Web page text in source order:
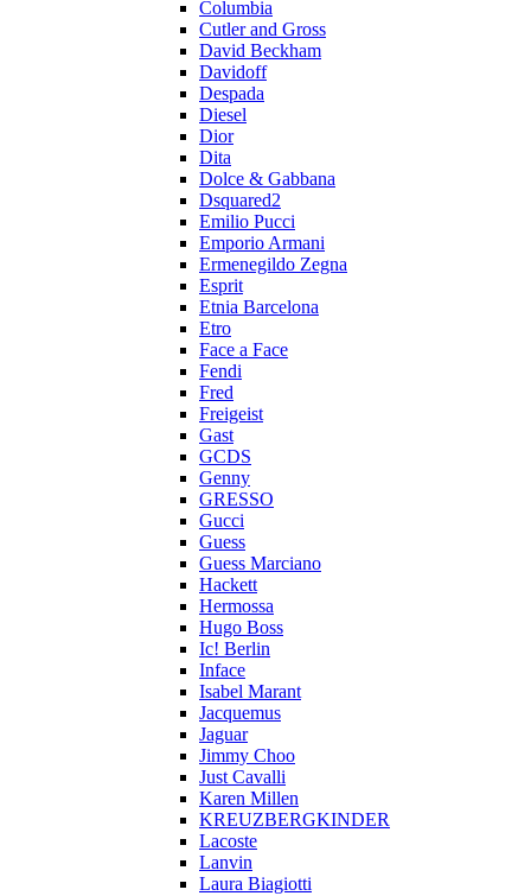
Columbia
Cutler and Gross
David Beckham
Davidoff
Despada
Diesel
Dior
Dita
Dolce & Gabbana
Dsquared2
Emilio Pucci
Emporio Armani
Ermenegildo Zegna
Esprit
Etnia Barcelona
Etro
Face a Face
Fendi
Fred
Freigeist
Gast
GCDS
Genny
GRESSO
Gucci
Guess
Guess Marciano
Hackett
Hermossa
Hugo Boss
Ic! Berlin
Inface
Isabel Marant
Jacquemus
Jaguar
Jimmy Choo
Just Cavalli
Karen Millen
KREUZBERGKINDER
Lacoste
Lanvin
Laura Biagiotti